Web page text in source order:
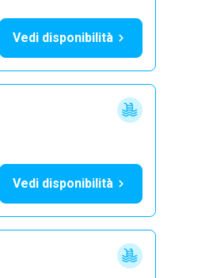
Vedi disponibilità
Vedi disponibilità